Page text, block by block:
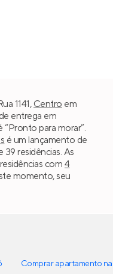
1141, Centro em
entrega em
para morar”.
é um lançamento de
residências. As
com 4
momento, seu
Comprar apartamento